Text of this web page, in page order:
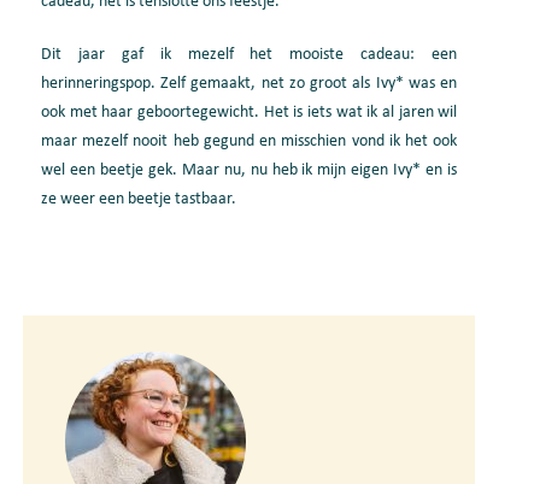
Dit jaar gaf ik mezelf het mooiste cadeau: een
herinneringspop. Zelf gemaakt, net zo groot als Ivy* was en
ook met haar geboortegewicht. Het is iets wat ik al jaren wil
maar mezelf nooit heb gegund en misschien vond ik het ook
wel een beetje gek. Maar nu, nu heb ik mijn eigen Ivy* en is
ze weer een beetje tastbaar.